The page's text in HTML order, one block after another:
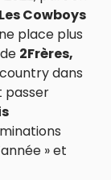
Les Cowboys
place plus
2Frères,
dans
passer
» et